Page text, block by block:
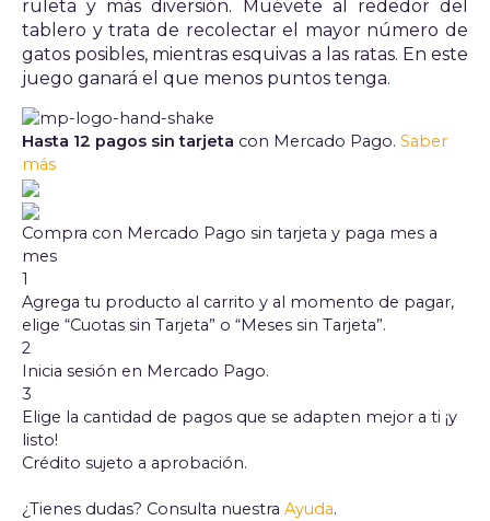
ruleta y más diversión. Muévete al rededor del
tablero y trata de recolectar el mayor número de
gatos posibles, mientras esquivas a las ratas. En este
juego ganará el que menos puntos tenga.
Hasta 12 pagos sin tarjeta con Mercado Pago. Saber
más
Compra con Mercado Pago sin tarjeta y paga mes a
mes
1
Agrega tu producto al carrito y al momento de pagar,
elige “Cuotas sin Tarjeta” o “Meses sin Tarjeta”.
2
Inicia sesión en Mercado Pago.
3
Elige la cantidad de pagos que se adapten mejor a ti ¡y
listo!
Crédito sujeto a aprobación.
¿Tienes dudas? Consulta nuestra Ayuda.